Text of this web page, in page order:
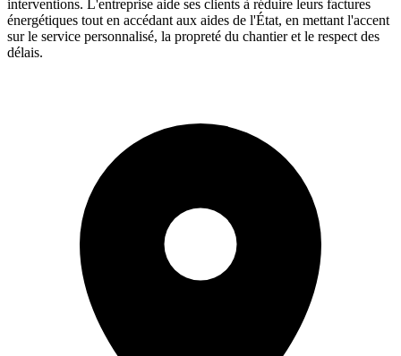
interventions. L'entreprise aide ses clients à réduire leurs factures
énergétiques tout en accédant aux aides de l'État, en mettant l'accent
sur le service personnalisé, la propreté du chantier et le respect des
délais.